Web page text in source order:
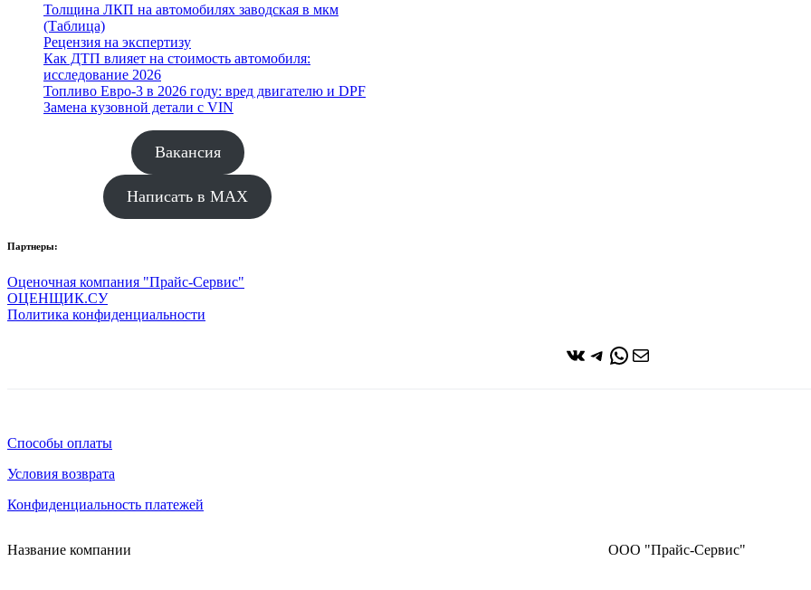
Толщина ЛКП на автомобилях заводская в мкм
(Таблица)
Рецензия на экспертизу
Как ДТП влияет на стоимость автомобиля:
исследование 2026
Топливо Евро-3 в 2026 году: вред двигателю и DPF
Замена кузовной детали с VIN
Вакансия
Написать в MAX
Партнеры:
Оценочная компания "Прайс-Сервис"
ОЦЕНЩИК.СУ
Политика конфиденциальности
ВКонтакте
Telegram
WhatsApp
Почта
Способы оплаты
Условия возврата
Конфиденциальность платежей
Название компании ООО "Прайс-Сервис"